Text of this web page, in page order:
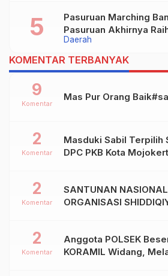
Daerah
Pasuruan Marching
Pasuruan Akhirnya
Dalam Kejurprov Jatim
KOMENTAR TERBANYAK
Mas Pur Orang
9
Komentar
Masduki Sabil Terpilih
DPC PKB Kota
2
Komentar
SANTUNAN NASIONAL KE – 17,
ORGANISASI
2
Komentar
Anggota POLSEK
KORAMIL Widang,
2
Komentar